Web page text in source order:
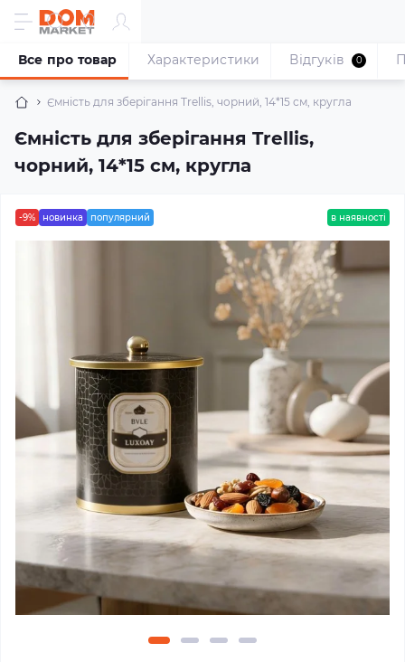
Ємність для зберігання Trellis, чорний, 14*15 см, кругла
Ємність для зберігання Trellis,
чорний, 14*15 см, кругла
Все про товар Характеристики Відгуків 0
-9% новинка популярний в наявності